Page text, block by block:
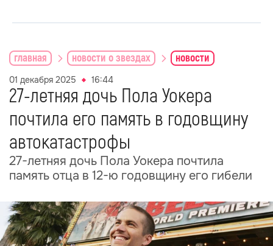
главная новости о звездах новости
01 декабря 2025 16:44
27-летняя дочь Пола Уокера
почтила его память в годовщину
автокатастрофы
27-летняя дочь Пола Уокера почтила
память отца в 12-ю годовщину его гибели